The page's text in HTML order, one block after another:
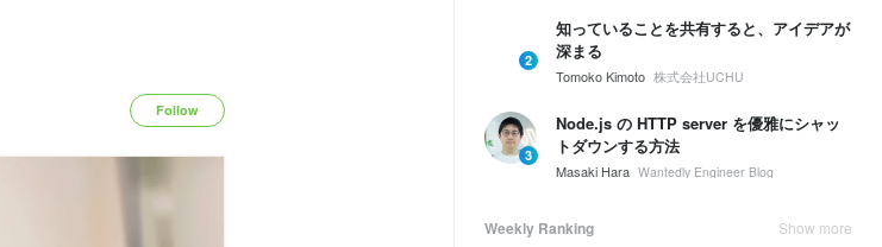
Follow
2
知っていることを共有すると、アイデアが
深まる
Tomoko Kimoto 株式会社UCHU
3
Node.js の HTTP server を優雅にシャッ
トダウンする方法
Masaki Hara Wantedly Engineer Blog
Weekly Ranking Show more